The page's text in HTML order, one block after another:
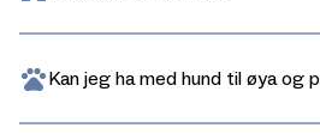
Kan jeg ha med hund til øya og